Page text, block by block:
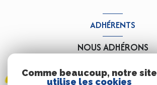
ADHÉRENTS
NOUS ADHÉRONS
Comme beaucoup, notre site
utilise les cookies